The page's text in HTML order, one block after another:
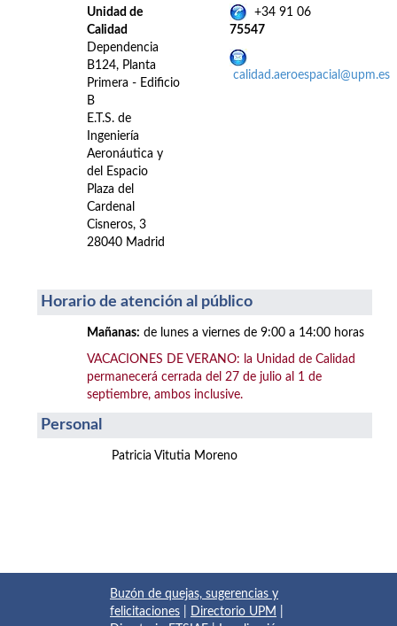
Unidad de
Calidad
Dependencia
B124, Planta
Primera - Edificio
B
E.T.S. de
Ingeniería
Aeronáutica y
del Espacio
Plaza del
Cardenal
Cisneros, 3
28040 Madrid
+34 91 06
75547
calidad.aeroespacial@upm.es
Horario de atención al público
Mañanas: de lunes a viernes de 9:00 a 14:00 horas
VACACIONES DE VERANO: la Unidad de Calidad
permanecerá cerrada del 27 de julio al 1 de
septiembre, ambos inclusive.
Personal
Patricia Vitutia Moreno
Buzón de quejas, sugerencias y
felicitaciones
Directorio UPM